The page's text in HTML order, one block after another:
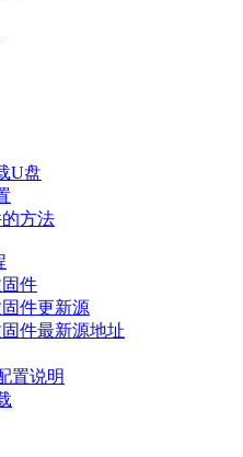
U盘
方法
固件
固件更新源
固件最新源地址
置说明